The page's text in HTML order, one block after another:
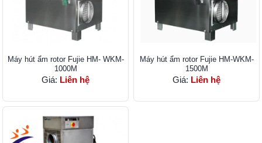
Máy hút ẩm rotor Fujie HM- WKM-
1000M
Giá: Liên hệ
Máy hút ẩm rotor Fujie HM-WKM-
1500M
Giá: Liên hệ